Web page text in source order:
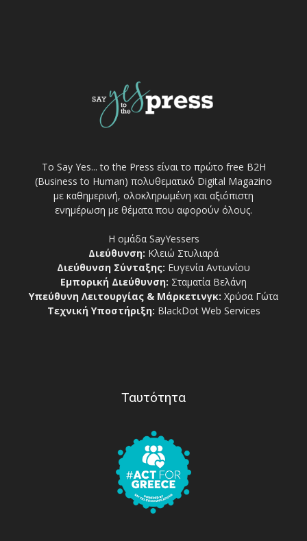
Το Say Yes... to the Press είναι το πρώτο free Β2Η
(Business to Human) πολυθεματικό Digital Magazino
με καθημερινή, ολοκληρωμένη και αξιόπιστη
ενημέρωση με θέματα που αφορούν όλους.
Η ομάδα SayYessers
Διεύθυνση: Κλειώ Στυλιαρά
Διεύθυνση Σύνταξης: Ευγενία Αντωνίου
Εμπορική Διεύθυνση: Σταματία Βελάνη
Υπεύθυνη Λειτουργίας & Μάρκετινγκ: Χρύσα Γώτα
Τεχνική Υποστήριξη: BlackDot Web Services
Ταυτότητα